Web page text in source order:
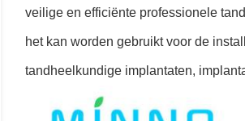
veilige en efficiënte professionele
het kan worden gebruikt voor de
tandheelkundige implantaten,